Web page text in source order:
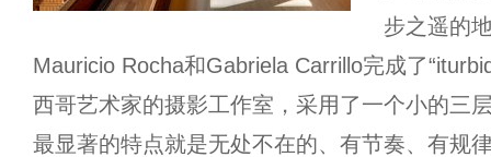
步之遥的
Mauricio Rocha和Gabriela Carrillo完成了
西哥艺术家的摄影工作室，采用了一个小的三
最显著的特点就是无处不在的、有节奏、有规